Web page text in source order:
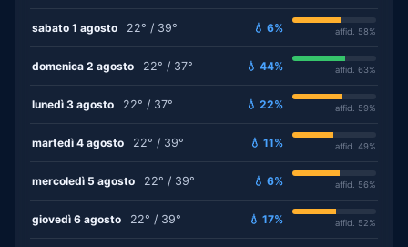
sabato 1 agosto 22° / 39° 💧 6% affid. 58%
domenica 2 agosto 22° / 37° 💧 44% affid. 63%
lunedì 3 agosto 22° / 37° 💧 22% affid. 59%
martedì 4 agosto 22° / 39° 💧 11% affid. 49%
mercoledì 5 agosto 22° / 39° 💧 6% affid. 56%
giovedì 6 agosto 22° / 39° 💧 17% affid. 52%